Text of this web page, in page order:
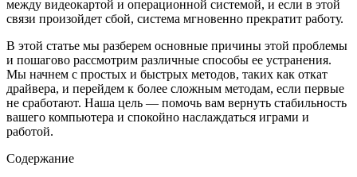
между видеокартой и операционной системой, и если в этой
связи произойдет сбой, система мгновенно прекратит работу.
В этой статье мы разберем основные причины этой проблемы
и пошагово рассмотрим различные способы ее устранения.
Мы начнем с простых и быстрых методов, таких как откат
драйвера, и перейдем к более сложным методам, если первые
не сработают. Наша цель — помочь вам вернуть стабильность
вашего компьютера и спокойно наслаждаться играми и
работой.
Содержание